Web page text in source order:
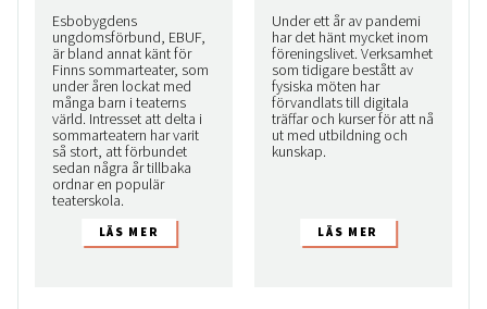
Esbobygdens
ungdomsförbund, EBUF,
är bland annat känt för
Finns sommarteater, som
under åren lockat med
många barn i teaterns
värld. Intresset att delta i
sommarteatern har varit
så stort, att förbundet
sedan några år tillbaka
ordnar en populär
teaterskola.
Under ett år av pandemi
har det hänt mycket inom
föreningslivet. Verksamhet
som tidigare bestått av
fysiska möten har
förvandlats till digitala
träffar och kurser för att nå
ut med utbildning och
kunskap.